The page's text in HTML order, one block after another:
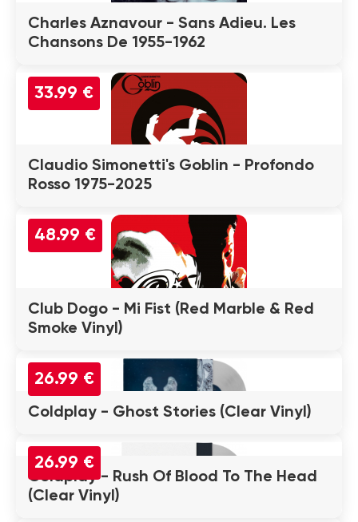
Charles Aznavour - Sans Adieu. Les
Chansons De 1955-1962
33.99 €
Claudio Simonetti's Goblin - Profondo
Rosso 1975-2025
48.99 €
Club Dogo - Mi Fist (Red Marble & Red
Smoke Vinyl)
26.99 €
Coldplay - Ghost Stories (Clear Vinyl)
26.99 €
Coldplay - Rush Of Blood To The Head
(Clear Vinyl)